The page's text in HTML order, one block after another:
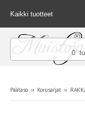
Kaikki tuotteet
0
Päätaso ›› Korusarjat ››